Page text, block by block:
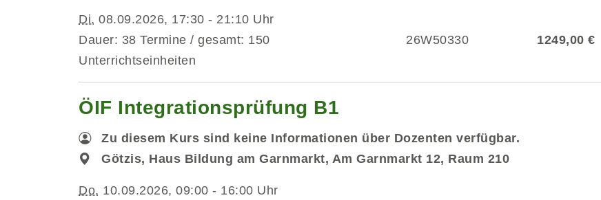
Di. 08.09.2026, 17:30 - 21:10 Uhr
Dauer: 38 Termine / gesamt: 150
Unterrichtseinheiten
26W50330 1249,00 €
ÖIF Integrationsprüfung B1
Zu diesem Kurs sind keine Informationen über Dozenten verfügbar.
Götzis, Haus Bildung am Garnmarkt, Am Garnmarkt 12, Raum 210
Do. 10.09.2026, 09:00 - 16:00 Uhr